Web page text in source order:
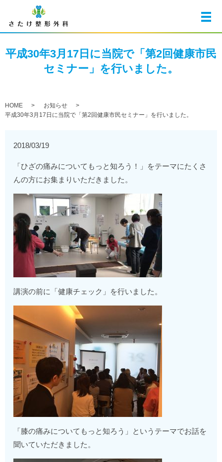
メ
平成30年3月17日に当院で「第2回健康市民
セミナー」を行いました。
HOME
お知らせ
平成30年3月17日に当院で「第2回健康市民セミナー」を行いました。
2018/03/19
「ひざの痛みについてもっと知ろう！」をテーマにたくさ
んの方にお集まりいただきました。
講演の前に「健康チェック」を行いました。
「膝の痛みについてもっと知ろう」というテーマでお話を
聞いていただきました。